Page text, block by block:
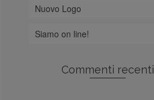
Nuovo Logo
Siamo on line!
Commenti recenti